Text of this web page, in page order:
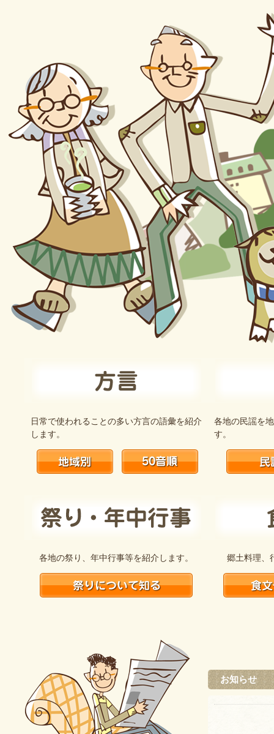
日常で使われることの多い方言の語彙を紹介
します。
各地の民謡を
す。
各地の祭り、年中行事等を紹介します。 郷土料理、
お知らせ